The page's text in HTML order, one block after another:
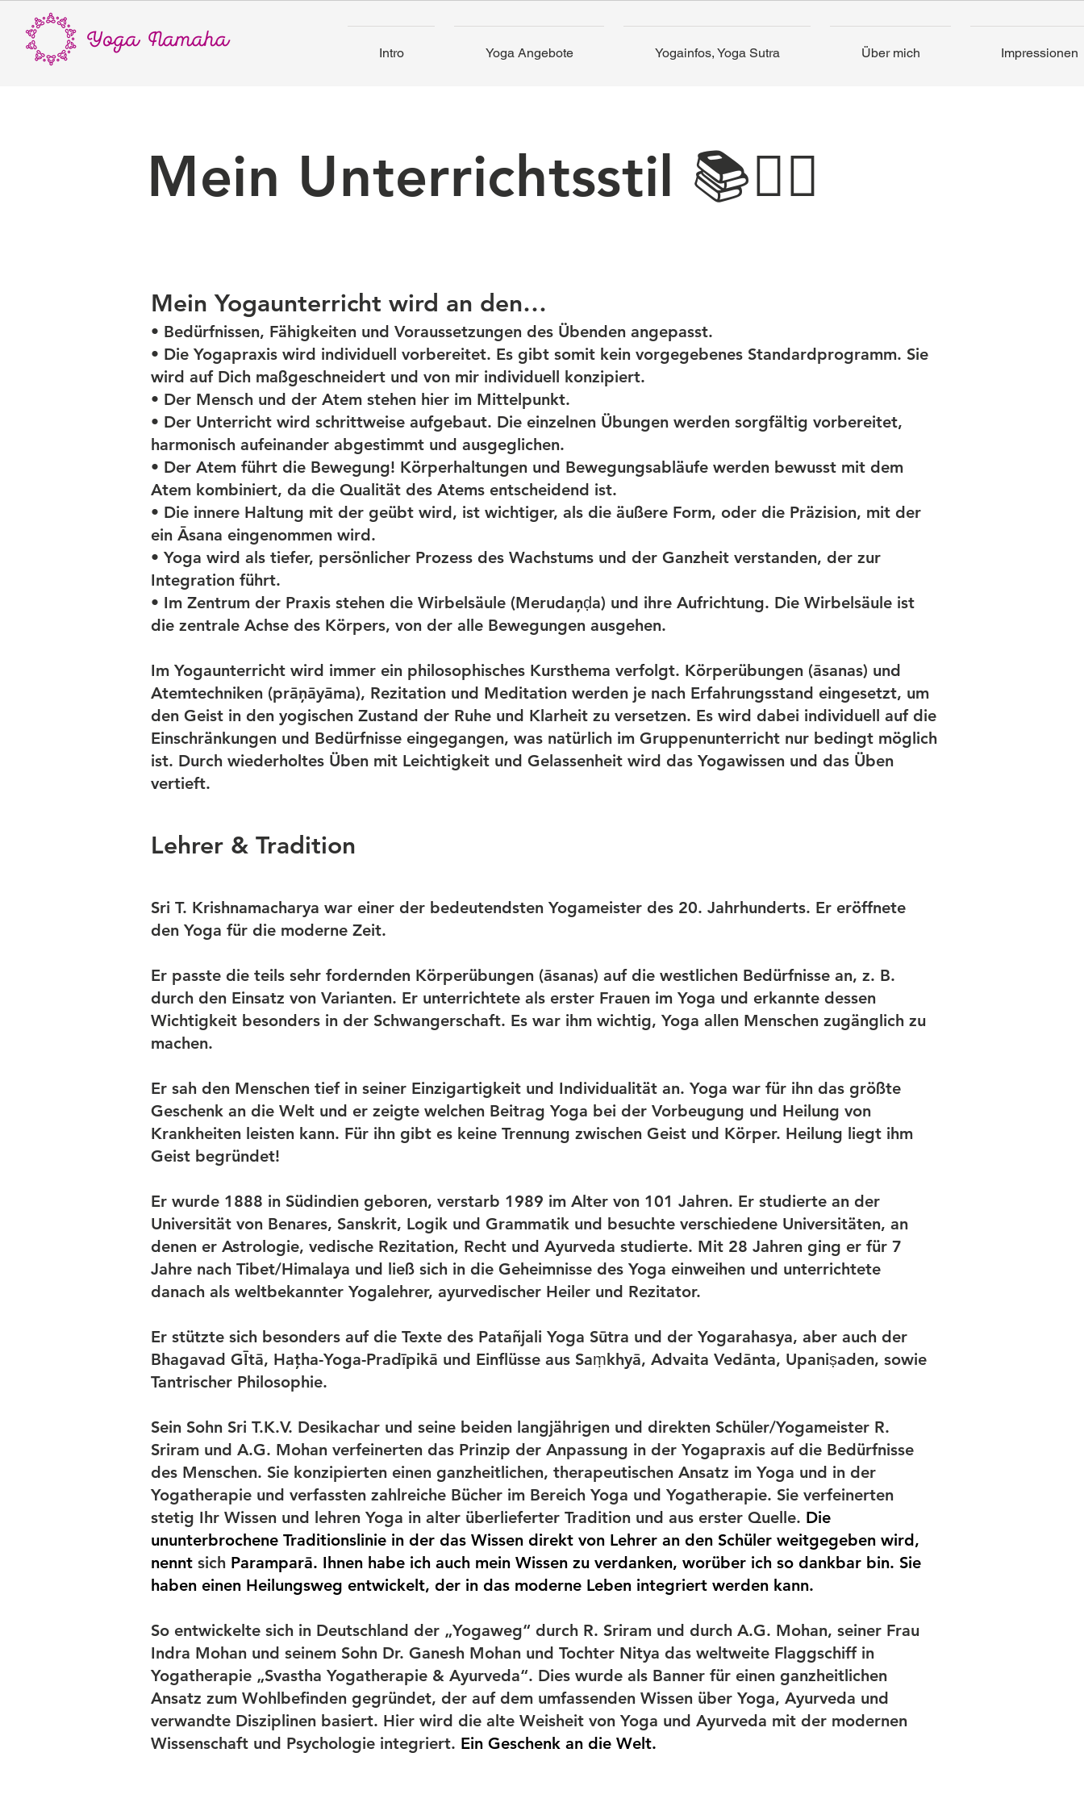
Intro Yoga Angebote Yogainfos, Yoga Sutra Über mich Impressionen
Mein Unterrichtsstil 📚🤸‍♀️
Mein Yogaunterricht wird an den…
• Bedürfnissen, Fähigkeiten und Voraussetzungen des Übenden angepasst.
• Die Yogapraxis wird individuell vorbereitet. Es gibt somit kein vorgegebenes Standardprogramm. Sie
wird auf Dich maßgeschneidert und von mir individuell konzipiert.
• Der Mensch und der Atem stehen hier im Mittelpunkt.
• Der Unterricht wird schrittweise aufgebaut. Die einzelnen Übungen werden sorgfältig vorbereitet,
harmonisch aufeinander abgestimmt und ausgeglichen.
• Der Atem führt die Bewegung! Körperhaltungen und Bewegungsabläufe werden bewusst mit dem
Atem kombiniert, da die Qualität des Atems entscheidend ist.
• Die innere Haltung mit der geübt wird, ist wichtiger, als die äußere Form, oder die Präzision, mit der
ein Āsana eingenommen wird.
• Yoga wird als tiefer, persönlicher Prozess des Wachstums und der Ganzheit verstanden, der zur
Integration führt.
• Im Zentrum der Praxis stehen die Wirbelsäule (Merudaņḍa) und ihre Aufrichtung. Die Wirbelsäule ist
die zentrale Achse des Körpers, von der alle Bewegungen ausgehen.
Im Yogaunterricht wird immer ein philosophisches Kursthema verfolgt. Körperübungen (āsanas) und
Atemtechniken (prāņāyāma), Rezitation und Meditation werden je nach Erfahrungsstand eingesetzt, um
den Geist in den yogischen Zustand der Ruhe und Klarheit zu versetzen. Es wird dabei individuell auf die
Einschränkungen und Bedürfnisse eingegangen, was natürlich im Gruppenunterricht nur bedingt möglich
ist. Durch wiederholtes Üben mit Leichtigkeit und Gelassenheit wird das Yogawissen und das Üben
vertieft.
Lehrer & Tradition
Sri T. Krishnamacharya war einer der bedeutendsten Yogameister des 20. Jahrhunderts. Er eröffnete
den Yoga für die moderne Zeit.
Er passte die teils sehr fordernden Körperübungen (āsanas) auf die westlichen Bedürfnisse an, z. B.
durch den Einsatz von Varianten. Er unterrichtete als erster Frauen im Yoga und erkannte dessen
Wichtigkeit besonders in der Schwangerschaft. Es war ihm wichtig, Yoga allen Menschen zugänglich zu
machen.
Er sah den Menschen tief in seiner Einzigartigkeit und Individualität an. Yoga war für ihn das größte
Geschenk an die Welt und er zeigte welchen Beitrag Yoga bei der Vorbeugung und Heilung von
Krankheiten leisten kann. Für ihn gibt es keine Trennung zwischen Geist und Körper. Heilung liegt ihm
Geist begründet!
Er wurde 1888 in Südindien geboren, verstarb 1989 im Alter von 101 Jahren. Er studierte an der
Universität von Benares, Sanskrit, Logik und Grammatik und besuchte verschiedene Universitäten, an
denen er Astrologie, vedische Rezitation, Recht und Ayurveda studierte. Mit 28 Jahren ging er für 7
Jahre nach Tibet/Himalaya und ließ sich in die Geheimnisse des Yoga einweihen und unterrichtete
danach als weltbekannter Yogalehrer, ayurvedischer Heiler und Rezitator.
Er stützte sich besonders auf die Texte des Patañjali Yoga Sūtra und der Yogarahasya, aber auch der
Bhagavad GĪtā, Hațha-Yoga-Pradīpikā und Einflüsse aus Saṃkhyā, Advaita Vedānta, Upaniṣaden, sowie
Tantrischer Philosophie.
Sein Sohn Sri T.K.V. Desikachar und seine beiden langjährigen und direkten Schüler/Yogameister R.
Sriram und A.G. Mohan verfeinerten das Prinzip der Anpassung in der Yogapraxis auf die Bedürfnisse
des Menschen. Sie konzipierten einen ganzheitlichen, therapeutischen Ansatz im Yoga und in der
Yogatherapie und verfassten zahlreiche Bücher im Bereich Yoga und Yogatherapie. Sie verfeinerten
stetig Ihr Wissen und lehren Yoga in alter überlieferter Tradition und aus erster Quelle. Die
ununterbrochene Traditionslinie in der das Wissen direkt von Lehrer an den Schüler weitgegeben wird,
nennt sich Paramparā. Ihnen habe ich auch mein Wissen zu verdanken, worüber ich so dankbar bin. Sie
haben einen Heilungsweg entwickelt, der in das moderne Leben integriert werden kann.
So entwickelte sich in Deutschland der „Yogaweg“ durch R. Sriram und durch A.G. Mohan, seiner Frau
Indra Mohan und seinem Sohn Dr. Ganesh Mohan und Tochter Nitya das weltweite Flaggschiff in
Yogatherapie „Svastha Yogatherapie & Ayurveda“. Dies wurde als Banner für einen ganzheitlichen
Ansatz zum Wohlbefinden gegründet, der auf dem umfassenden Wissen über Yoga, Ayurveda und
verwandte Disziplinen basiert. Hier wird die alte Weisheit von Yoga und Ayurveda mit der modernen
Wissenschaft und Psychologie integriert. Ein Geschenk an die Welt.